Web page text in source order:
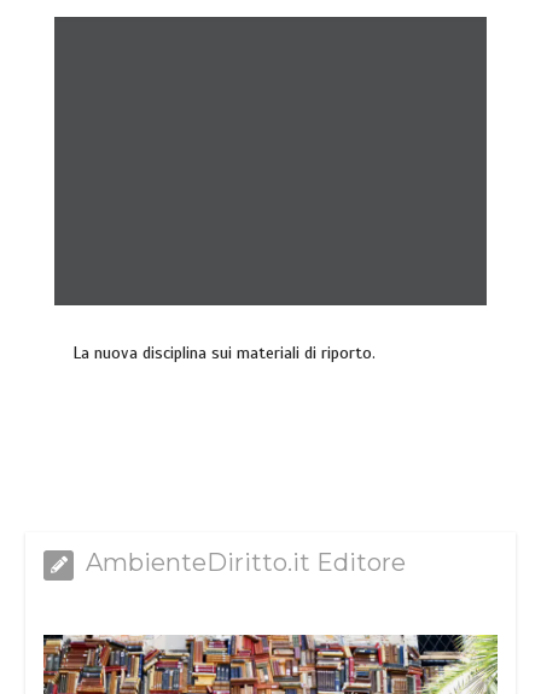
La nuova disciplina sui materiali di riporto.
AmbienteDiritto.it Editore